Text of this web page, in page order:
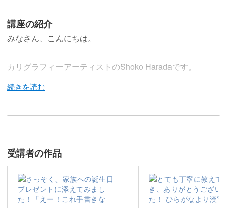
講座の紹介
みなさん、こんにちは。
カリグラフィーアーティストのShoko Haradaです。
この講座では、和モダンカリグラフィーを学びます。
「カリグラフィー」というと、想像されるのは英字のカリ
グラフィーが多いと思いますが、今回書くのは、「和モダ
ンカリグラフィー」。
受講者の作品